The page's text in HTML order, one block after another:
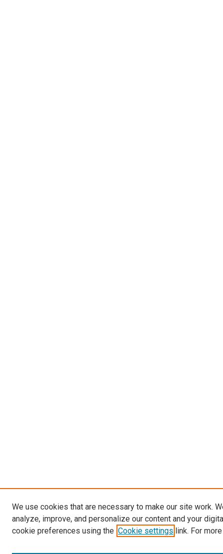
We use cookies that are necessary to make our site work.
analyze, improve, and personalize our content and your
cookie preferences using the Cookie settings link. For